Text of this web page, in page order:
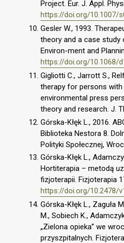
Project. Eur. J. Appl.
https://doi.org/10.1007/
Gesler W., 1993.
theory and a case study
Environ-ment and
https://doi.org/10.1068/
Gigliotti C., Jarrott S.,
therapy for persons with
environmental press
theory and research. J.
Górska-Kłęk L., 2016.
Biblioteka Nestora 8.
Polityki Społecznej,
Górska-Kłęk L.,
Hortiterapia – metodą
fizjoterapii. Fizjoterapia
https://doi.org/10.2478/
Górska-Kłęk L., Zaguła
M., Sobiech K.,
„Zielona opieka” we
przyszpitalnych.